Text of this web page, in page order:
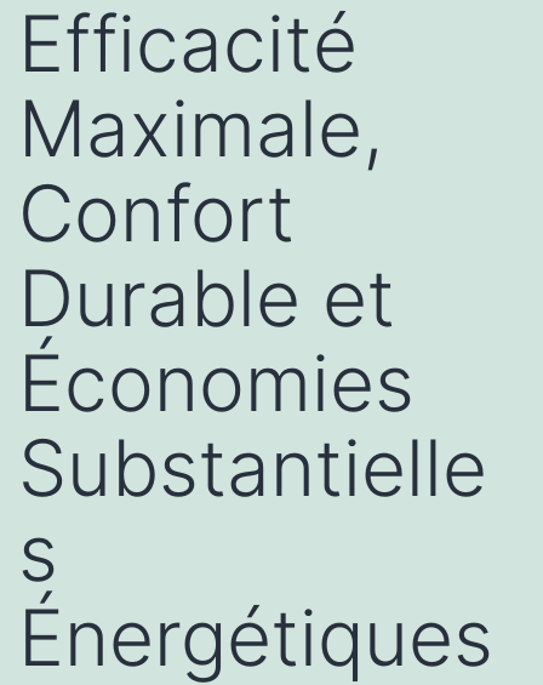
Efficacité
Maximale,
Confort
Durable et
Économies
Substantielle
s
Énergétiques